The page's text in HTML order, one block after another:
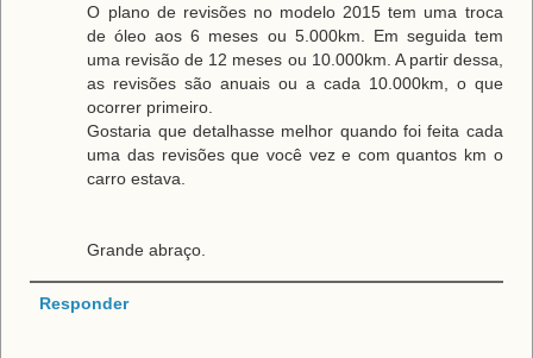
O plano de revisões no modelo 2015 tem uma troca
de óleo aos 6 meses ou 5.000km. Em seguida tem
uma revisão de 12 meses ou 10.000km. A partir dessa,
as revisões são anuais ou a cada 10.000km, o que
ocorrer primeiro.
Gostaria que detalhasse melhor quando foi feita cada
uma das revisões que você vez e com quantos km o
carro estava.
Grande abraço.
Responder